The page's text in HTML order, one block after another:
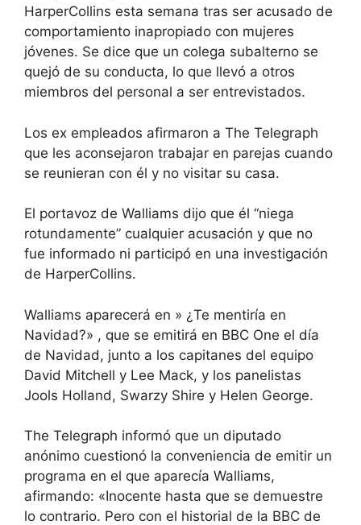
HarperCollins esta semana tras ser acusado de
comportamiento inapropiado con mujeres
jóvenes. Se dice que un colega subalterno se
quejó de su conducta, lo que llevó a otros
miembros del personal a ser entrevistados.
Los ex empleados afirmaron a The Telegraph
que les aconsejaron trabajar en parejas cuando
se reunieran con él y no visitar su casa.
El portavoz de Walliams dijo que él “niega
rotundamente” cualquier acusación y que no
fue informado ni participó en una investigación
de HarperCollins.
Walliams aparecerá en » ¿Te mentiría en
Navidad?» , que se emitirá en BBC One el día
de Navidad, junto a los capitanes del equipo
David Mitchell y Lee Mack, y los panelistas
Jools Holland, Swarzy Shire y Helen George.
The Telegraph informó que un diputado
anónimo cuestionó la conveniencia de emitir un
programa en el que aparecía Walliams,
afirmando: «Inocente hasta que se demuestre
lo contrario. Pero con el historial de la BBC de